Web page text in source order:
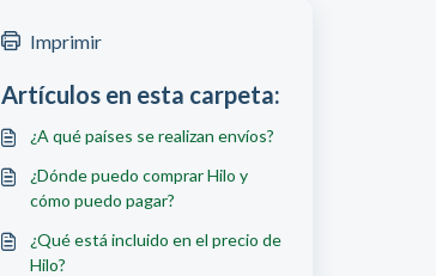
Imprimir
Artículos en esta carpeta:
¿A qué países se realizan envíos?
¿Dónde puedo comprar Hilo y
cómo puedo pagar?
¿Qué está incluido en el precio de
Hilo?